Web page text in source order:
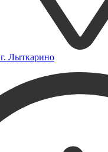
Лыткарино